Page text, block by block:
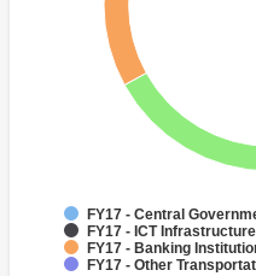
FY17 - Central
FY17 - ICT Infrastructure
FY17 - Banking
FY17 - Other